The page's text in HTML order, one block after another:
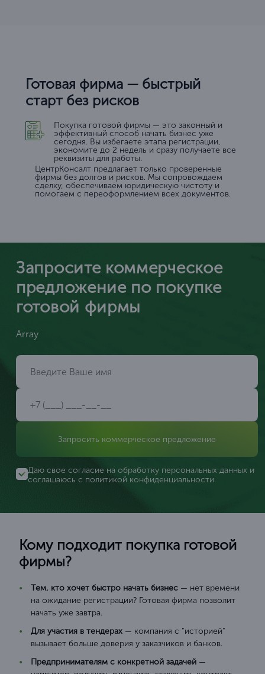
Готовая фирма — быстрый
старт без рисков
Покупка готовой фирмы — это законный и
эффективный способ начать бизнес уже
сегодня. Вы избегаете этапа регистрации,
экономите до 2 недель и сразу получаете все
реквизиты для работы.
ЦентрКонсалт предлагает только проверенные
фирмы без долгов и рисков. Мы сопровождаем
сделку, обеспечиваем юридическую чистоту и
помогаем с переоформлением всех документов.
Запросите коммерческое
предложение по покупке
готовой фирмы
Array
Запросить коммерческое предложение
Даю свое согласие на обработку персональных данных и
соглашаюсь с политикой конфиденциальности.
Кому подходит покупка готовой
фирмы?
Тем, кто хочет быстро начать бизнес — нет времени
на ожидание регистрации? Готовая фирма позволит
начать уже завтра.
Для участия в тендерах — компания с "историей"
вызывает больше доверия у заказчиков и банков.
Предпринимателям с конкретной задачей —